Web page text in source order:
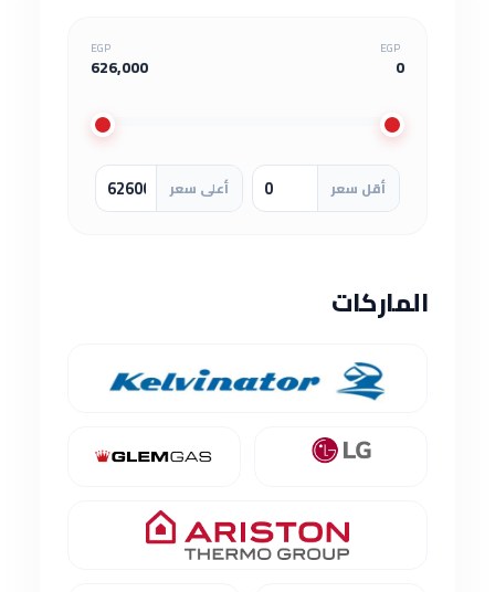
EGP
0
EGP
626,000
أقل سعر أعلى سعر
الماركات